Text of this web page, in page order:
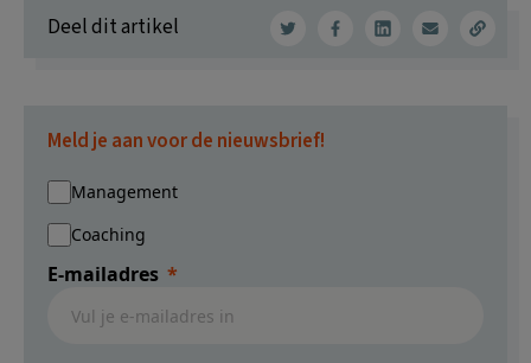
Deel dit artikel
Meld je aan voor de nieuwsbrief!
Management
Coaching
E-mailadres